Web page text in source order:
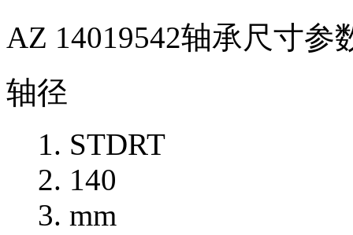
AZ 14019542轴承尺寸参
轴径
STDRT
140
mm